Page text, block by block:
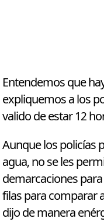
Entendemos que
expliquemos a los
valido de estar 12
Aunque los policías
agua, no se les
demarcaciones
filas para comparar
dijo de manera